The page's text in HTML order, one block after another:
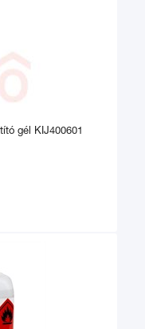
gél KIJ400601